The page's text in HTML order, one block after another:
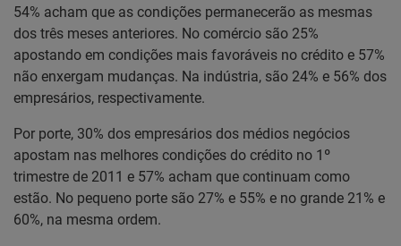
54% acham que as condições permanecerão as mesmas
dos três meses anteriores. No comércio são 25%
apostando em condições mais favoráveis no crédito e 57%
não enxergam mudanças. Na indústria, são 24% e 56% dos
empresários, respectivamente.
Por porte, 30% dos empresários dos médios negócios
apostam nas melhores condições do crédito no 1º
trimestre de 2011 e 57% acham que continuam como
estão. No pequeno porte são 27% e 55% e no grande 21% e
60%, na mesma ordem.